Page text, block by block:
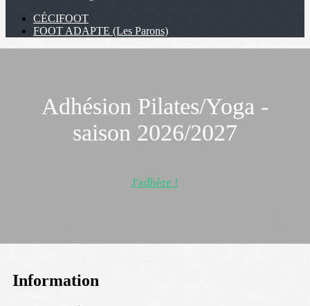
CÉCIFOOT
FOOT ADAPTE (Les Parons)
Adhésion Pilates/Yoga -
saison 2026/2027
J'adhère !
Information